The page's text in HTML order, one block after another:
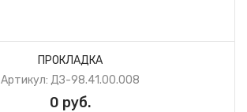
ПРОКЛАДКА
Артикул: ДЗ-98.41.00.008
0 руб.